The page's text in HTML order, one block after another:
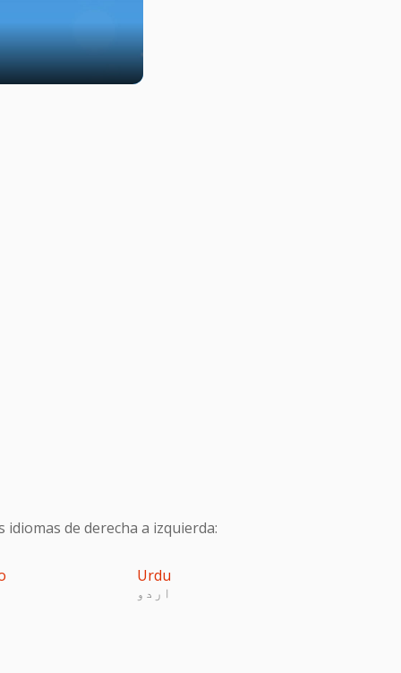
de derecha a izquierda:
Urdu
اردو